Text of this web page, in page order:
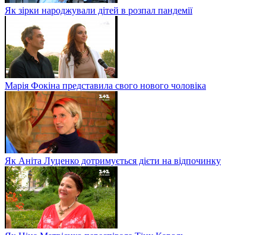
Як зірки народжували дітей в розпал пандемії
Марія Фокіна представила свого нового чоловіка
Як Аніта Луценко дотримується дієти на відпочинку